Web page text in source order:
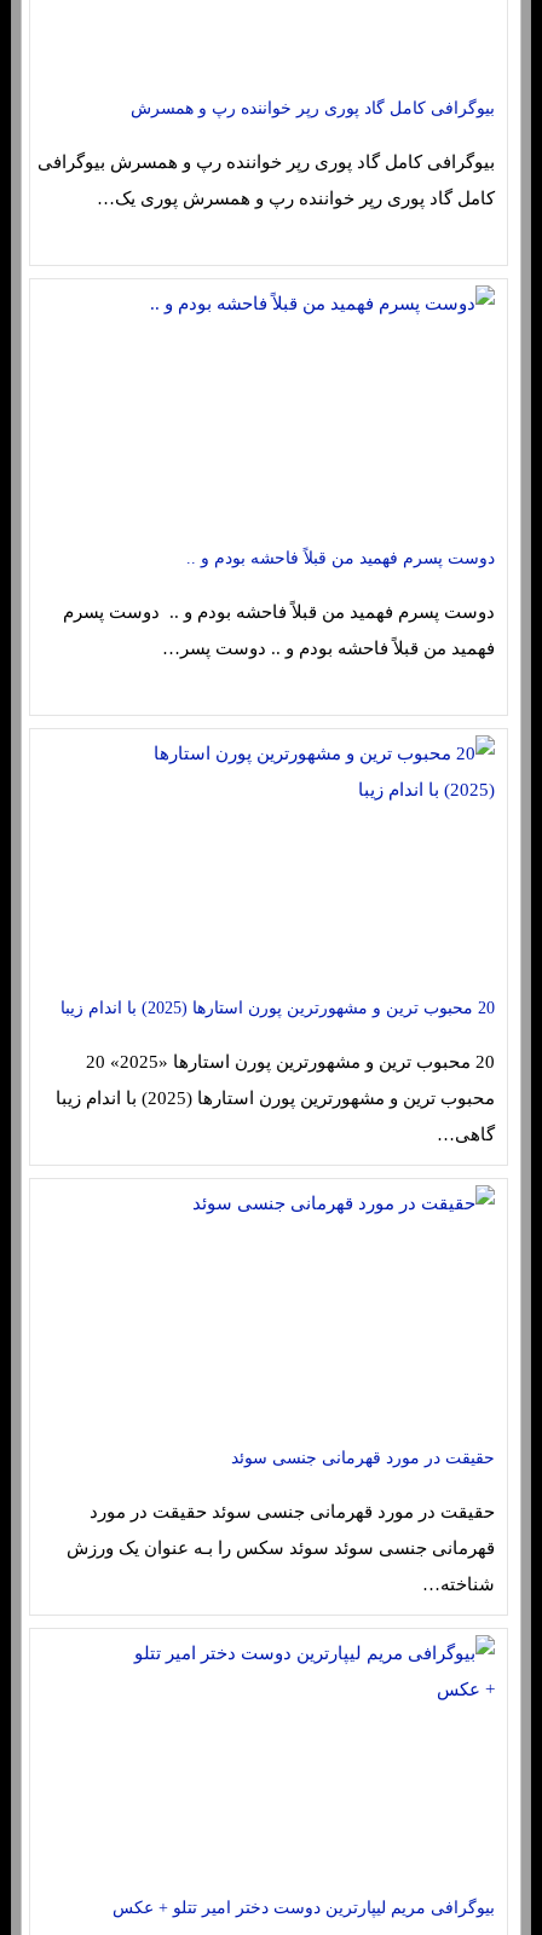
بیوگرافی کامل گاد پوری رپر خواننده رپ و همسرش
بیوگرافی کامل گاد پوری رپر خواننده رپ و همسرش بیوگرافی
کامل گاد پوری رپر خواننده رپ و همسرش پوری یک…
دوست پسرم فهمید من قبلاً فاحشه بودم و ..
دوست پسرم فهمید من قبلاً فاحشه بودم و .. دوست پسرم
فهمید من قبلاً فاحشه بودم و .. دوست پسر…
20 محبوب ترین و مشهورترین پورن استارها (2025) با اندام زیبا
20 محبوب ترین و مشهورترین پورن استارها «2025» 20
محبوب ترین و مشهورترین پورن استارها (2025) با اندام زیبا
گاهی…
حقیقت در مورد قهرمانی جنسی سوئد
حقیقت در مورد قهرمانی جنسی سوئد حقیقت در مورد
قهرمانی جنسی سوئد سوئد سکس را بـه عنوان یک ورزش
شناخته…
بیوگرافی مریم لیپارترین دوست دختر امیر تتلو + عکس